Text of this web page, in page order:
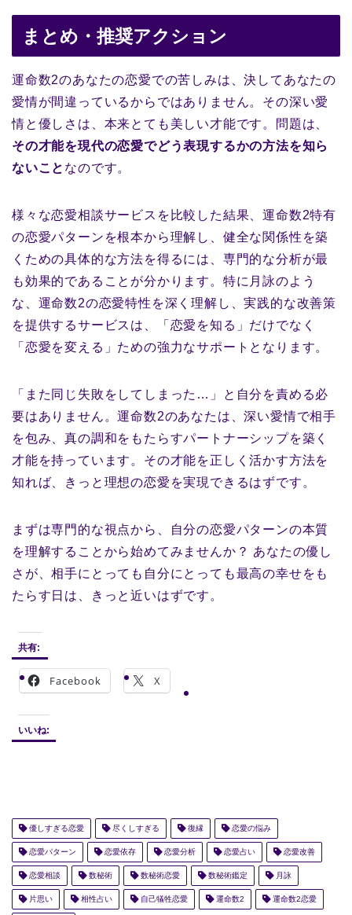
まとめ・推奨アクション
運命数2のあなたの恋愛での苦しみは、決してあなたの
愛情が間違っているからではありません。その深い愛
情と優しさは、本来とても美しい才能です。問題は、
その才能を現代の恋愛でどう表現するかの方法を知ら
ないこと なのです。
様々な恋愛相談サービスを比較した結果、運命数2特有
の恋愛パターンを根本から理解し、健全な関係性を築
くための具体的な方法を得るには、専門的な分析が最
も効果的であることが分かります。特に月詠のよう
な、運命数2の恋愛特性を深く理解し、実践的な改善策
を提供するサービスは、「恋愛を知る」だけでなく
「恋愛を変える」ための強力なサポートとなります。
「また同じ失敗をしてしまった…」と自分を責める必
要はありません。運命数2のあなたは、深い愛情で相手
を包み、真の調和をもたらすパートナーシップを築く
才能を持っています。その才能を正しく活かす方法を
知れば、きっと理想の恋愛を実現できるはずです。
まずは専門的な視点から、自分の恋愛パターンの本質
を理解することから始めてみませんか？ あなたの優し
さが、相手にとっても自分にとっても最高の幸せをも
たらす日は、きっと近いはずです。
共有:
Facebook X
いいね:
優しすぎる恋愛 尽くしすぎる 復縁 恋愛の悩み
恋愛パターン 恋愛依存 恋愛分析 恋愛占い 恋愛改善
恋愛相談 数秘術 数秘術恋愛 数秘術鑑定 月詠
片思い 相性占い 自己犠牲恋愛 運命数2 運命数2恋愛